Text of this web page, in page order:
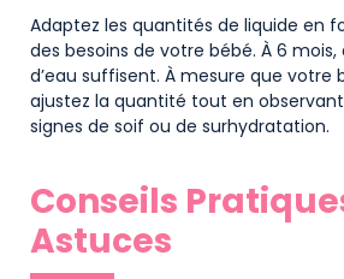
Adaptez les quantités de liquide en
des besoins de votre bébé. À 6
d’eau suffisent. À mesure que votre
ajustez la quantité tout en observant
signes de soif ou de surhydratation.
Conseils
Astuces